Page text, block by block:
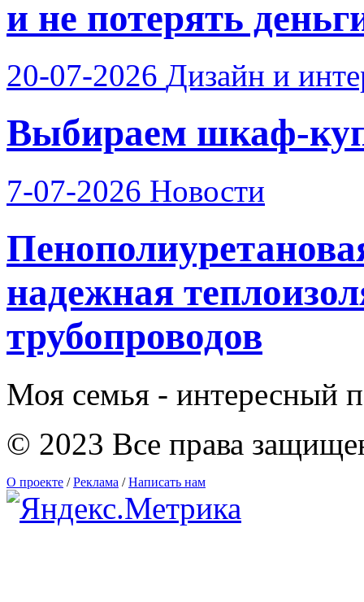
и не потерять
20-07-2026 Дизайн и
Выбираем шкаф-
7-07-2026 Новости
надежная
трубопроводов
Моя семья - интересный
© 2023 Все права
О проекте / Реклама / Написать нам